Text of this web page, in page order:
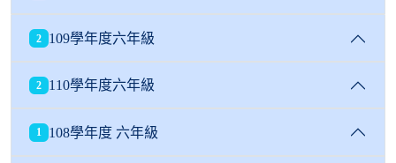
2 109學年度六年級
2 110學年度六年級
1 108學年度 六年級